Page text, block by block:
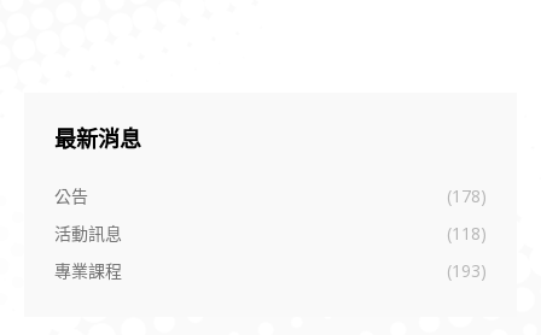
最新消息
公告
(178)
活動訊息
(118)
專業課程
(193)